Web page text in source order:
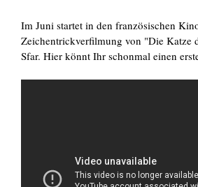
Im Juni startet in den französischen
Zeichentrickverfilmung von "Die Katze
Sfar. Hier könnt Ihr schonmal einen